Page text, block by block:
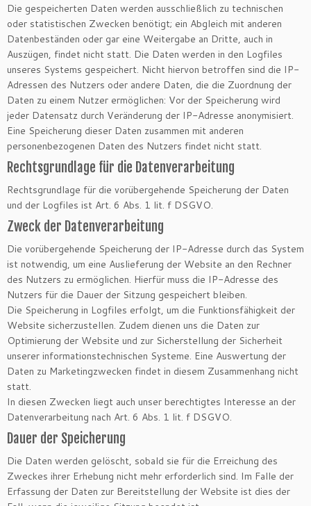
Die gespeicherten Daten werden ausschließlich zu technischen
oder statistischen Zwecken benötigt; ein Abgleich mit anderen
Datenbeständen oder gar eine Weitergabe an Dritte, auch in
Auszügen, findet nicht statt. Die Daten werden in den Logfiles
unseres Systems gespeichert. Nicht hiervon betroffen sind die IP-
Adressen des Nutzers oder andere Daten, die die Zuordnung der
Daten zu einem Nutzer ermöglichen: Vor der Speicherung wird
jeder Datensatz durch Veränderung der IP-Adresse anonymisiert.
Eine Speicherung dieser Daten zusammen mit anderen
personenbezogenen Daten des Nutzers findet nicht statt.
Rechtsgrundlage für die Datenverarbeitung
Rechtsgrundlage für die vorübergehende Speicherung der Daten
und der Logfiles ist Art. 6 Abs. 1 lit. f DSGVO.
Zweck der Datenverarbeitung
Die vorübergehende Speicherung der IP-Adresse durch das System
ist notwendig, um eine Auslieferung der Website an den Rechner
des Nutzers zu ermöglichen. Hierfür muss die IP-Adresse des
Nutzers für die Dauer der Sitzung gespeichert bleiben.
Die Speicherung in Logfiles erfolgt, um die Funktionsfähigkeit der
Website sicherzustellen. Zudem dienen uns die Daten zur
Optimierung der Website und zur Sicherstellung der Sicherheit
unserer informationstechnischen Systeme. Eine Auswertung der
Daten zu Marketingzwecken findet in diesem Zusammenhang nicht
statt.
In diesen Zwecken liegt auch unser berechtigtes Interesse an der
Datenverarbeitung nach Art. 6 Abs. 1 lit. f DSGVO.
Dauer der Speicherung
Die Daten werden gelöscht, sobald sie für die Erreichung des
Zweckes ihrer Erhebung nicht mehr erforderlich sind. Im Falle der
Erfassung der Daten zur Bereitstellung der Website ist dies der